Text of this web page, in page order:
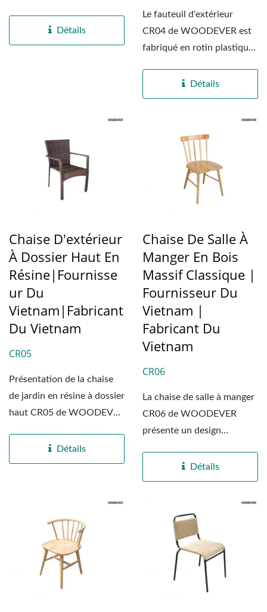
Détails
Le fauteuil d'extérieur
CR04 de WOODEVER est
fabriqué en rotin plastique
Détails
Chaise D'extérieur
À Dossier Haut En
Résine|Fournisse
Ur Du
Vietnam|Fabricant
Du Vietnam
CR05
Présentation de la chaise
de jardin en résine à dossier
haut CR05 de WOODEVER
Détails
Chaise De Salle À
Manger En Bois
Massif Classique |
Fournisseur Du
Vietnam |
Fabricant Du
Vietnam
CR06
La chaise de salle à manger
CR06 de WOODEVER
présente un design
Détails